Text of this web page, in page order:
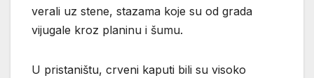
verali uz stene, stazama koje su od grada
vijugale kroz planinu i šumu.
U pristaništu, crveni kaputi bili su visoko